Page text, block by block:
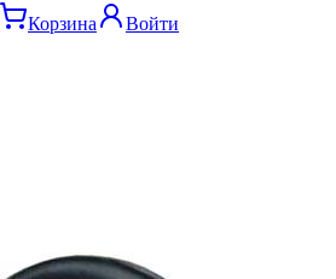
Корзина Войти